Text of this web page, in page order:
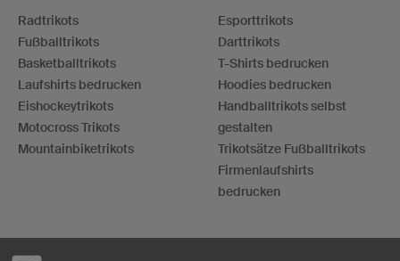
Radtrikots
Fußballtrikots
Basketballtrikots
Laufshirts bedrucken
Eishockeytrikots
Motocross Trikots
Mountainbiketrikots
Esporttrikots
Darttrikots
T-Shirts bedrucken
Hoodies bedrucken
Handballtrikots selbst
gestalten
Trikotsätze Fußballtrikots
Firmenlaufshirts
bedrucken